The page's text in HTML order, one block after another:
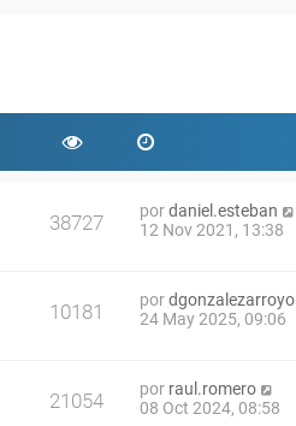
38727 pordaniel.esteban
12 Nov 2021, 13:38
10181 pordgonzalezarroyo
24 May 2025, 09:06
21054 por raul.romero
08 Oct 2024, 08:58